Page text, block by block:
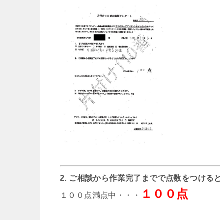
2. ご相談から作業完了までで点数をつける
１００点満点中・・・ １００点